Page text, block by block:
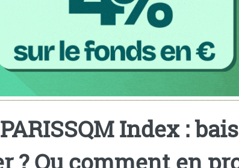
Index :
? Ou comment en